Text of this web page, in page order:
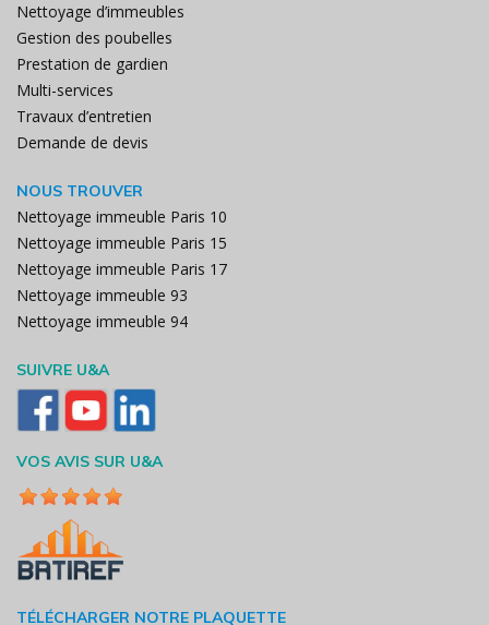
Nettoyage d’immeubles
Gestion des poubelles
Prestation de gardien
Multi-services
Travaux d’entretien
Demande de devis
NOUS TROUVER
Nettoyage immeuble Paris 10
Nettoyage immeuble Paris 15
Nettoyage immeuble Paris 17
Nettoyage immeuble 93
Nettoyage immeuble 94
SUIVRE U&A
VOS AVIS SUR U&A
TÉLÉCHARGER NOTRE PLAQUETTE